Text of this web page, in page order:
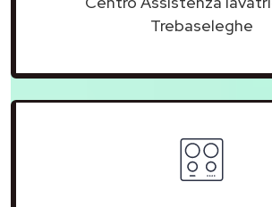
Trebaseleghe